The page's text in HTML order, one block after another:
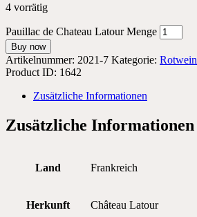
4 vorrätig
Pauillac de Chateau Latour Menge
Buy now
Artikelnummer: 2021-7 Kategorie: Rotwein
Product ID: 1642
Zusätzliche Informationen
Zusätzliche Informationen
Land Frankreich
Herkunft Château Latour